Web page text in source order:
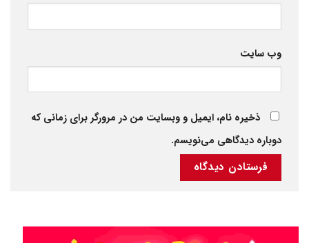
وب‌ سایت
ذخیره نام، ایمیل و وبسایت من در مرورگر برای زمانی که
دوباره دیدگاهی می‌نویسم.